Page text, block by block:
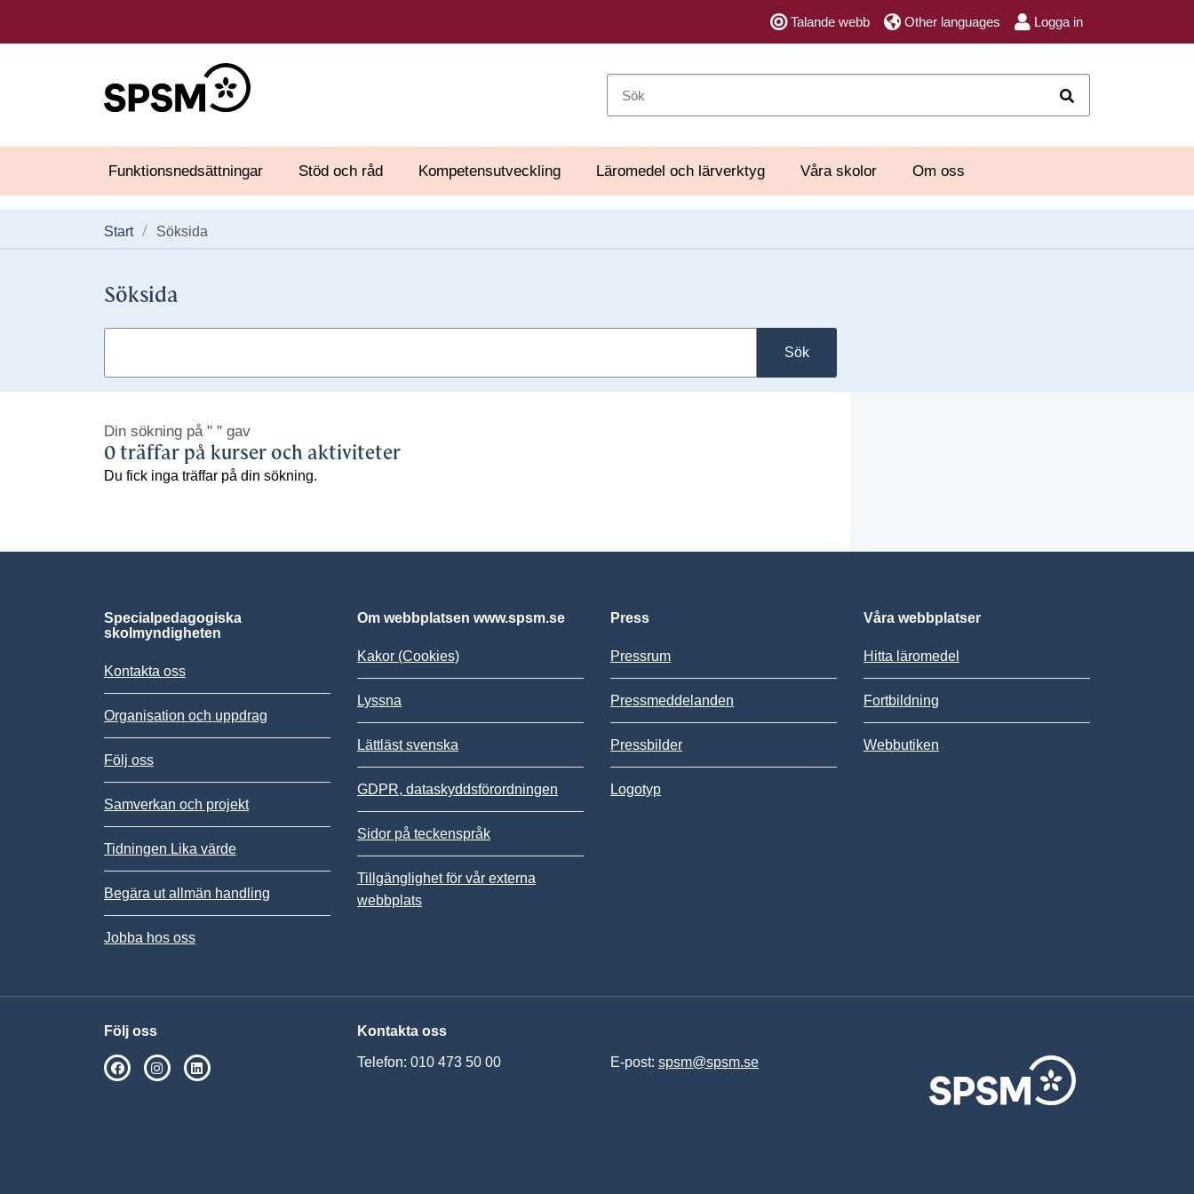
Talande webb Other languages Logga in
Funktionsnedsättningar Stöd och råd Kompetensutveckling Läromedel och lärverktyg Våra skolor Om oss
Start Söksida
Söksida
Sök
Din sökning på " " gav
0 träffar på kurser och aktiviteter
Du fick inga träffar på din sökning.
Specialpedagogiska
skolmyndigheten
Kontakta oss
Organisation och uppdrag
Följ oss
Samverkan och projekt
Tidningen Lika värde
Begära ut allmän handling
Jobba hos oss
Om webbplatsen www.spsm.se
Kakor (Cookies)
Lyssna
Lättläst svenska
GDPR, dataskyddsförordningen
Sidor på teckenspråk
Tillgänglighet för vår externa
webbplats
Press
Pressrum
Pressmeddelanden
Pressbilder
Logotyp
Våra webbplatser
Hitta läromedel
Fortbildning
Webbutiken
Följ oss
SPSM på Facebook
SPSM på Instagram
Kontakta oss
Telefon: 010 473 50 00 E-post: spsm@spsm.se